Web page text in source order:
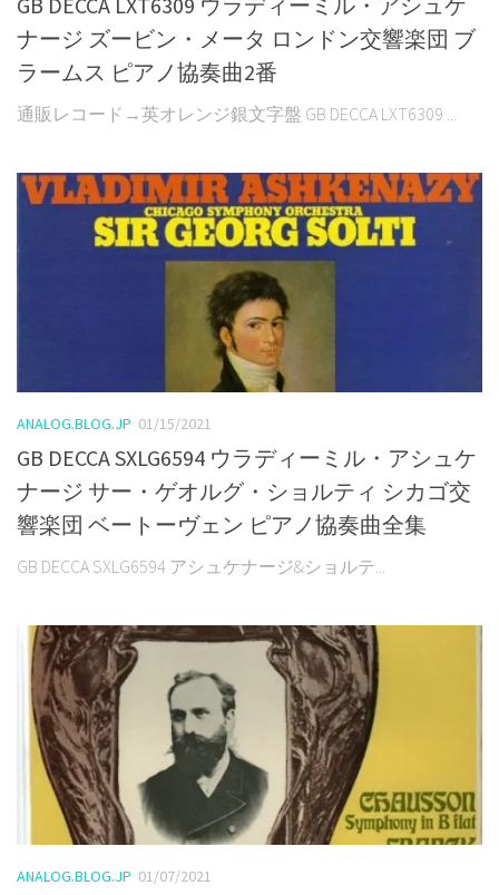
ナージ ズービン・メータ ロンドン交響楽団 ブ
ラームス ピアノ協奏曲2番
通販レコード→英オレンジ銀文字盤 GB DECCA LXT6309 ...
ANALOG.BLOG.JP 01/15/2021
GB DECCA SXLG6594 ウラディーミル・アシュケ
ナージ サー・ゲオルグ・ショルティ シカゴ交
響楽団 ベートーヴェン ピアノ協奏曲全集
GB DECCA SXLG6594 アシュケナージ&ショルテ...
ANALOG.BLOG.JP 01/07/2021